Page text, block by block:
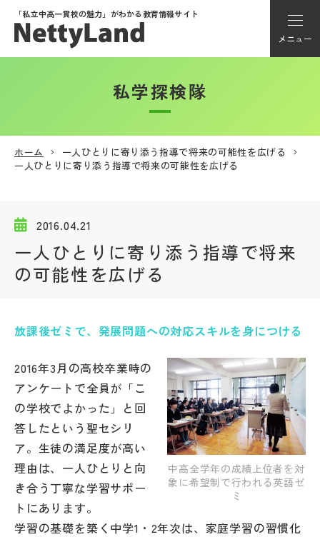
「私立中高一貫校の魅力」がわかる教育情報サイト
メニュー
アカウント登録
メニュー
学校動画
説明会・イベント情報
よみもの
学校からのお知らせ
学校HP最新情報
私学探検隊
ホーム
一人ひとりに寄り添う指導で将来の可能性を広げる
一人ひとりに寄り添う指導で将来の可能性を広げる
2016.04.21
一人ひとりに寄り添う指導で将来
の可能性を広げる
放課後ゼミで、発展問題への対応スキルを身につける
中高全学年の成績上位者を対
象に希望制で行われる英語ゼ
ミ
2016年3月の高校卒業時の
アンケートで全員が「こ
の学校でよかった」と回
答したという聖セシリ
ア。生徒の満足度が高い
理由は、一人ひとりと向
き合う丁寧な学習サポー
トにあります。
学習の基礎を築く中学1・2年次は、家庭学習の習慣化